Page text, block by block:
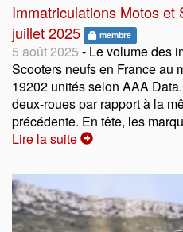
Immatriculations Motos et
juillet 2025
membre
5 août 2025 - Le volume des
Scooters neufs en France au
19202 unités selon AAA
deux-roues par rapport à la
précédente. En tête, les
Lire la suite